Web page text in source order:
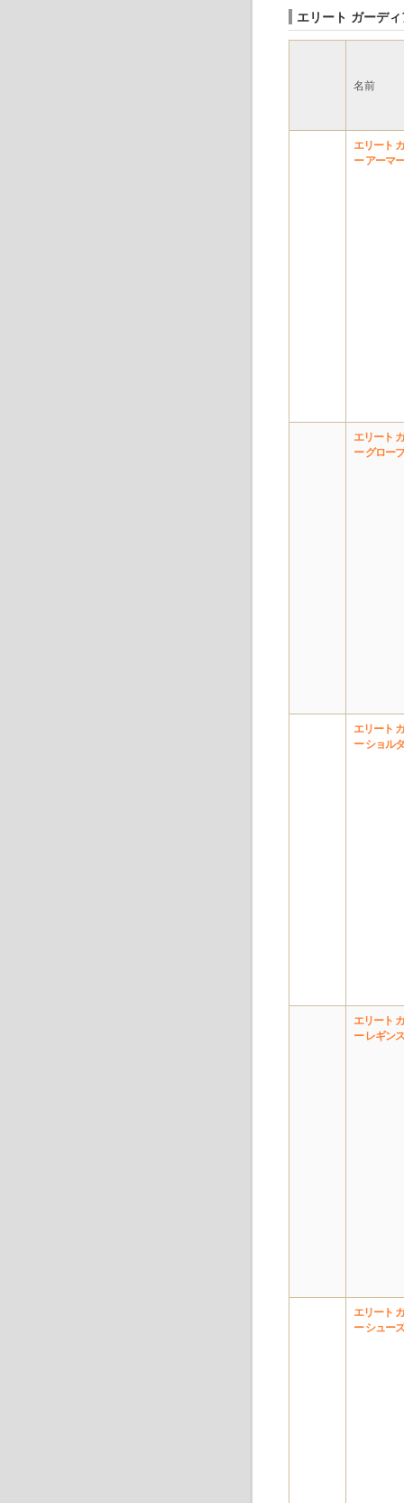
エリート ガーデ
名前
エリート
ー アーマー
エリート
ー グローブ
エリート
ー ショル
エリート
ー レギンス
エリート
ー シューズ